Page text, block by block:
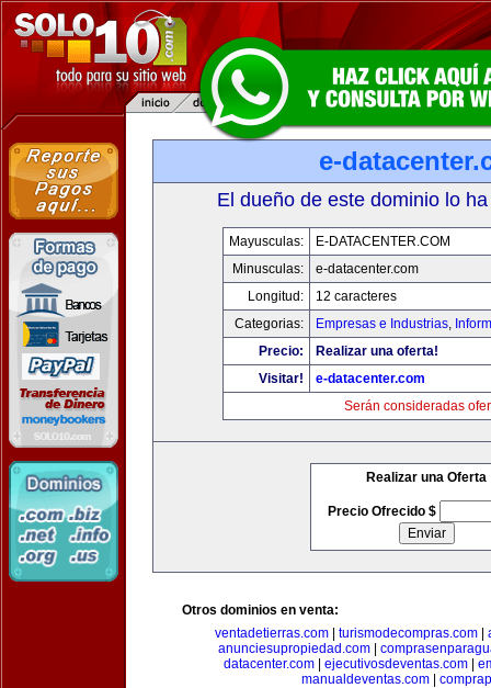
e-
El dueño de este dominio lo
Mayusculas:
E-DATACENTER.COM
Minusculas:
e-datacenter.com
Longitud:
12 caracteres
Categorias:
Empresas e Industrias,
Precio:
Realizar una oferta!
Visitar!
e-datacenter.com
Serán consideradas
Realizar una Oferta
Precio Ofrecido $
Otros dominios en venta:
ventadetierras.com
turismodecompras.com
anunciesupropiedad.com|
datacenter.com
ejecutivosdeventas.com
manualdeventas.com|